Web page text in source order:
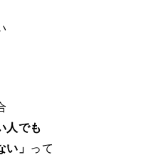
人でも
」 って